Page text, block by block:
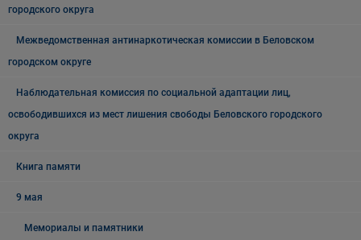
городского округа
Межведомственная антинаркотическая комиссии в Беловском
городском округе
Наблюдательная комиссия по социальной адаптации лиц,
освободившихся из мест лишения свободы Беловского городского
округа
Книга памяти
9 мая
Мемориалы и памятники